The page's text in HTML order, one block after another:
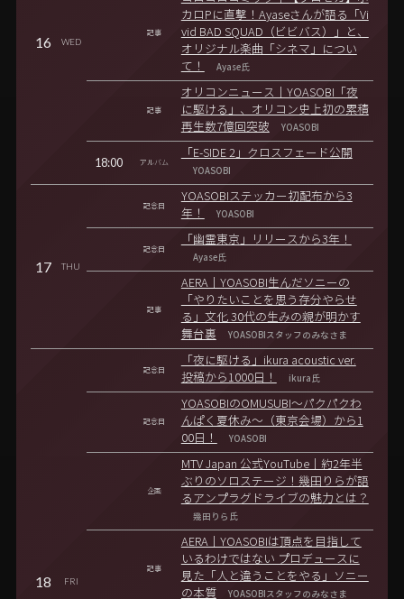
16 WED
記事
カロPに直撃！Ayaseさんが語る「Vi
vid BAD SQUAD（ビビバス）」と、
オリジナル楽曲「シネマ」につい
て！
Ayase氏
記事
オリコンニュース｜YOASOBI「夜
に駆ける」、オリコン史上初の累積
再生数7億回突破
YOASOBI
18:00 アルバム
「E-SIDE 2」クロスフェード公開
YOASOBI
17 THU
記念日
YOASOBIステッカー初配布から3
年！
YOASOBI
記念日
「幽霊東京」リリースから3年！
Ayase氏
記事
AERA｜YOASOBI生んだソニーの
「やりたいことを思う存分やらせ
る」文化 30代の生みの親が明かす
舞台裏
YOASOBIスタッフのみなさま
18 FRI
記念日
「夜に駆ける」ikura acoustic ver.
投稿から1000日！
ikura氏
記念日
YOASOBIのOMUSUBI～パクパクわ
んぱく夏休み～（東京会場）から1
00日！
YOASOBI
企画
MTV Japan 公式YouTube｜約2年半
ぶりのソロステージ！幾田りらが語
るアンプラグドライブの魅力とは？
幾田りら氏
記事
AERA｜YOASOBIは頂点を目指して
いるわけではない プロデュースに
見た「人と違うことをやる」ソニー
の本質
YOASOBIスタッフのみなさま